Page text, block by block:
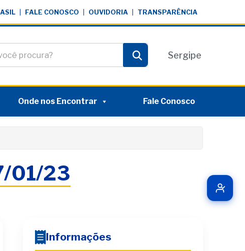
FALE CONOSCO OUVIDORIA TRANSPARÊNCIA
Pesquisar
Sergipe
Onde nos Encontrar Fale Conosco
01/23
Informações